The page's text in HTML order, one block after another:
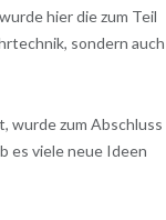
hier die zum Teil
sondern auch
wurde zum Abschluss
es viele neue Ideen